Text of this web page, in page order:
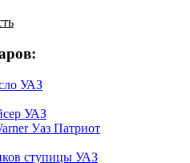
УАЗ
УАЗ
Уаз Патриот
ступицы УАЗ